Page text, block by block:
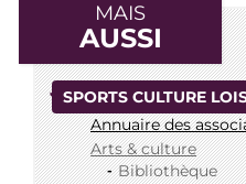
MAIS
AUSSI
SPORTS CULTURE
Annuaire des
Arts & culture
Bibliothèque